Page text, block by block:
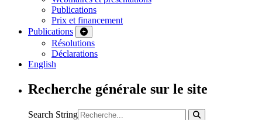
Publications
Prix et financement
Publications
Résolutions
Déclarations
English
Recherche générale sur le site
Search String